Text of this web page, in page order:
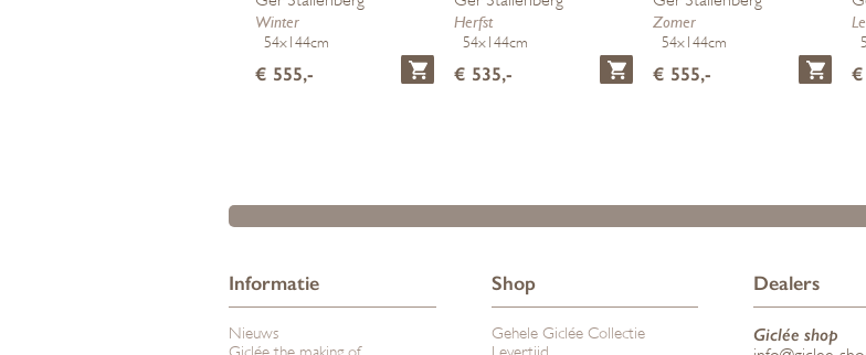
Winter
54x144cm
€ 555,-
Herfst
54x144cm
€ 535,-
Zomer
54x144cm
€ 555,- €
Informatie
Nieuws
Shop
Gehele Giclée Collectie
Dealers
Giclée shop